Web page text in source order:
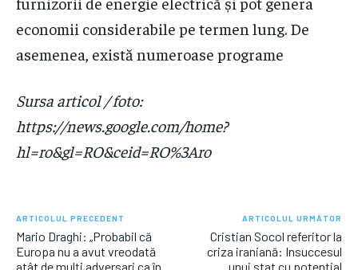
economii considerabile pe termen lung. De
asemenea, există numeroase programe
Sursa articol / foto:
https://news.google.com/home?
hl=ro&gl=RO&ceid=RO%3Aro
ARTICOLUL PRECEDENT
Mario Draghi: „Probabil că
Europa nu a avut vreodată
atât de mulți adversari ca în
ARTICOLUL URMĂTOR
Cristian Socol referitor la
criza iraniană: Insuccesul
unui stat cu potențial